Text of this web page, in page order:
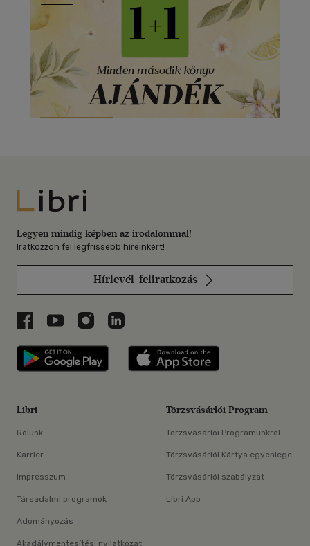
Libri
Legyen mindig képben az irodalommal!
Iratkozzon fel legfrissebb híreinkért!
Hírlevél-feliratkozás
Libri a Facebookon
Libri a Youtube-on
Libri az Instagramon
Libri a LinkedInen
Libri applikáció Szerezd meg: Google
Libri
Rólunk
Karrier
Impresszum
Társadalmi programok
Adományozás
Akadálymentesítési nyilatkozat
Törzsvásárlói Program
Törzsvásárlói Programunkról
Törzsvásárlói Kártya egyenlege
Törzsvásárlói szabályzat
Libri App